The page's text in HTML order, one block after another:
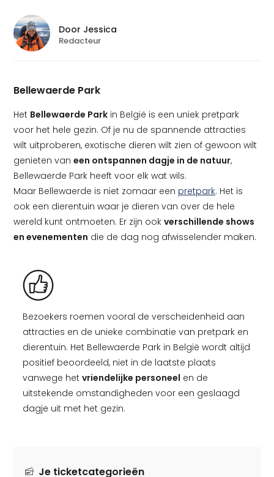
Bellewaerde Park
Het Bellewaerde Park in België is een uniek pretpark
voor het hele gezin. Of je nu de spannende attracties
wilt uitproberen, exotische dieren wilt zien of gewoon wilt
genieten van een ontspannen dagje in de natuur,
Bellewaerde Park heeft voor elk wat wils.
Maar Bellewaerde is niet zomaar een pretpark. Het is
ook een dierentuin waar je dieren van over de hele
wereld kunt ontmoeten. Er zijn ook verschillende shows
en evenementen die de dag nog afwisselender maken.
Bezoekers roemen vooral de verscheidenheid aan
attracties en de unieke combinatie van pretpark en
dierentuin. Het Bellewaerde Park in België wordt altijd
positief beoordeeld, niet in de laatste plaats
vanwege het vriendelijke personeel en de
uitstekende omstandigheden voor een geslaagd
dagje uit met het gezin.
Je ticketcategorieën
Door Jessica
Redacteur